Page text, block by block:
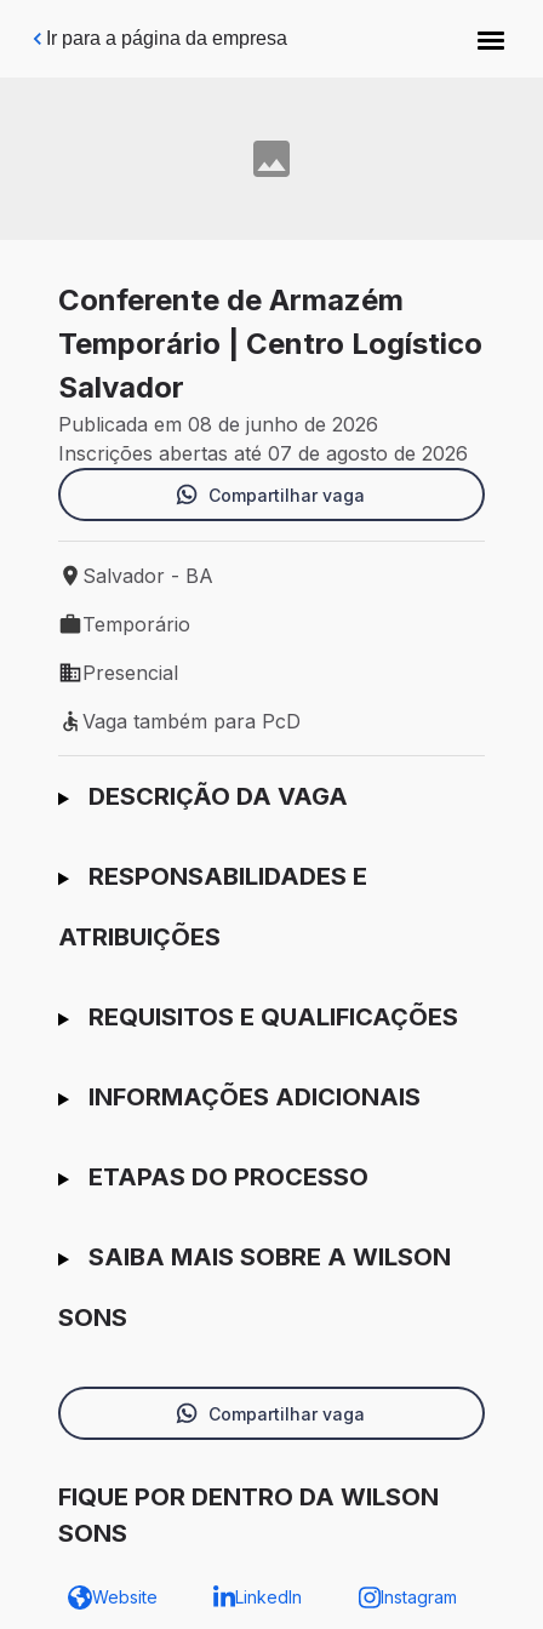
Pular para o conteúdo principal
Ir para a página da empresa
Conferente de Armazém
Temporário | Centro Logístico
Salvador
Publicada em 08 de junho de 2026
Inscrições abertas até 07 de agosto de 2026
Compartilhar vaga
Local de trabalho: Salvador - BA
Salvador - BA
Tipo de vaga: Temporário
Temporário
Modelo de trabalho: Presencial
Presencial
Vaga também para PcD
Vaga também para PcD
Ir para candidatura
DESCRIÇÃO DA VAGA
RESPONSABILIDADES E
ATRIBUIÇÕES
REQUISITOS E QUALIFICAÇÕES
INFORMAÇÕES ADICIONAIS
ETAPAS DO PROCESSO
SAIBA MAIS SOBRE A WILSON
SONS
Compartilhar vaga
FIQUE POR DENTRO DA WILSON
SONS
Website LinkedIn Instagram